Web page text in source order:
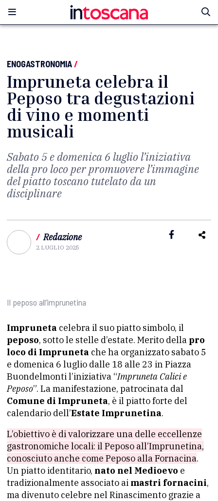
ENOGASTRONOMIA/
Impruneta celebra il
Peposo tra degustazioni
di vino e momenti
musicali
Sabato 5 e domenica 6 luglio l’iniziativa
della pro loco per promuovere l’immagine
del piatto toscano tutelato da un
disciplinare
/ Redazione
2 LUGLIO 2025
Il peposo all’imprunetina
Impruneta celebra il suo piatto simbolo, il
peposo, sotto le stelle d’estate. Merito della pro
loco di Impruneta che ha organizzato sabato 5
e domenica 6 luglio dalle 18 alle 23 in Piazza
Buondelmonti l’iniziativa “Impruneta Calici e
Peposo”. La manifestazione, patrocinata dal
Comune di Impruneta, è il piatto forte del
calendario dell’Estate Imprunetina.
L’obiettivo è di valorizzare una delle eccellenze
gastronomiche locali: il Peposo all’Imprunetina,
conosciuto anche come Peposo alla Fornacina.
Un piatto identitario, nato nel Medioevo e
tradizionalmente associato ai mastri fornacini,
ma divenuto celebre nel Rinascimento grazie a